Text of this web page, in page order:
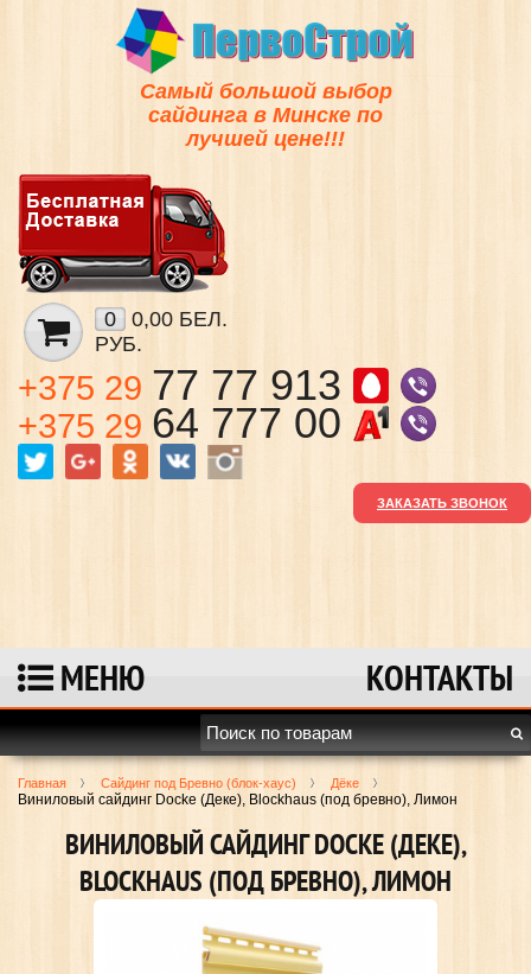
Самый большой выбор
сайдинга в Минске по
лучшей цене!!!
0
0,00 БЕЛ.
РУБ.
+375 29 77 77 913
+375 29 64 777 00
ЗАКАЗАТЬ ЗВОНОК
МЕНЮ КОНТАКТЫ
Главная Сайдинг под Бревно (блок-хаус) Дёке
Виниловый сайдинг Docke (Деке), Blockhaus (под бревно), Лимон
ВИНИЛОВЫЙ САЙДИНГ DOCKE (ДЕКЕ),
BLOCKHAUS (ПОД БРЕВНО), ЛИМОН